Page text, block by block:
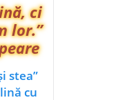
ci
lor.”
stea”
cu